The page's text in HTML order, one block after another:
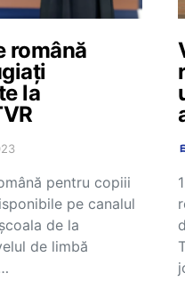
română
la
pentru copiii
pe canalul
de la
de limbă